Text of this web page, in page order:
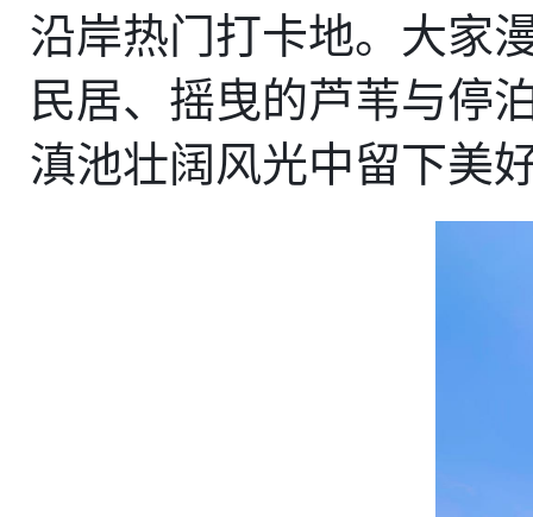
沿岸热门打卡地。大家
民居、摇曳的芦苇与停
滇池壮阔风光中留下美